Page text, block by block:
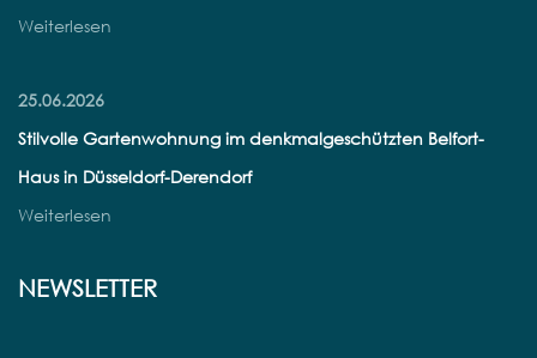
Weiterlesen
25.06.2026
Stilvolle Gartenwohnung im denkmalgeschützten Belfort-
Haus in Düsseldorf-Derendorf
Weiterlesen
NEWSLETTER